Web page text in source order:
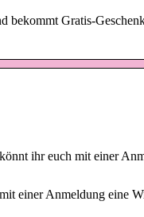
Gratis-
ihr euch mit einer
einer Anmeldung eine